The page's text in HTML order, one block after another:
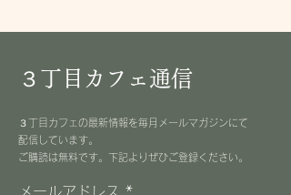
３丁目カフェ通信
３丁目カフェの最新情報を毎月メールマガジンにて
配信しています。
​ご購読は無料です。下記よりぜひご登録ください。
メールアドレス